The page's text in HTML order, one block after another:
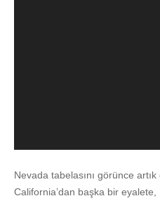
Nevada tabelasını görünce artık
California’dan başka bir eyalete,